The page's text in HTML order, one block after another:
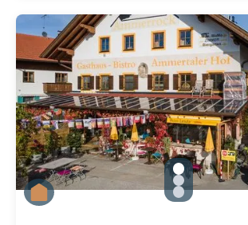
Zu Slide 1
Zu Slide 2
Zu Slide 3